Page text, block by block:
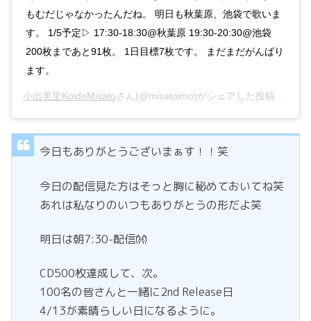
もむだじゃなかったんだね。 明日も秋葉原、池袋で歌いま
す。 1/5予定▷ 17:30-18:30@秋葉原 19:30-20:30@池袋
200枚まであと91枚。 1日目標7枚です。 まだまだがんばり
ます。
小出美里KoideMisatoさん(@misatoimo)がシェアした投稿 –
今日もありがとうございまぁす！！笑
今日の配信見た方はそっと胸に秘めておいてね笑
あれは私なりのいつもありがとうの形だよ笑
明日は朝7:30-配信👐
CD500枚達成して、次。
100名の皆さんと一緒に2nd Release日
4/13が素晴らしい日になるように。